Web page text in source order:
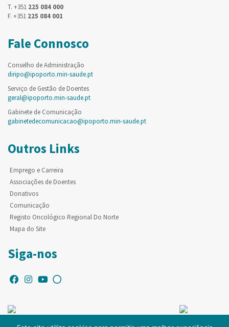
T. +351 225 084 000
F. +351 225 084 001
Fale Connosco
Conselho de Administração
diripo@ipoporto.min-saude.pt
Serviço de Gestão de Doentes
geral@ipoporto.min-saude.pt
Gabinete de Comunicação
gabinetedecomunicacao@ipoporto.min-saude.pt
Outros Links
Emprego e Carreira
Associações de Doentes
Donativos
Comunicação
Registo Oncológico Regional Do Norte
Mapa do Site
Siga-nos